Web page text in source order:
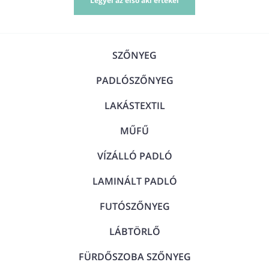
SZŐNYEG
PADLÓSZŐNYEG
LAKÁSTEXTIL
MŰFŰ
VÍZÁLLÓ PADLÓ
LAMINÁLT PADLÓ
FUTÓSZŐNYEG
LÁBTÖRLŐ
FÜRDŐSZOBA SZŐNYEG